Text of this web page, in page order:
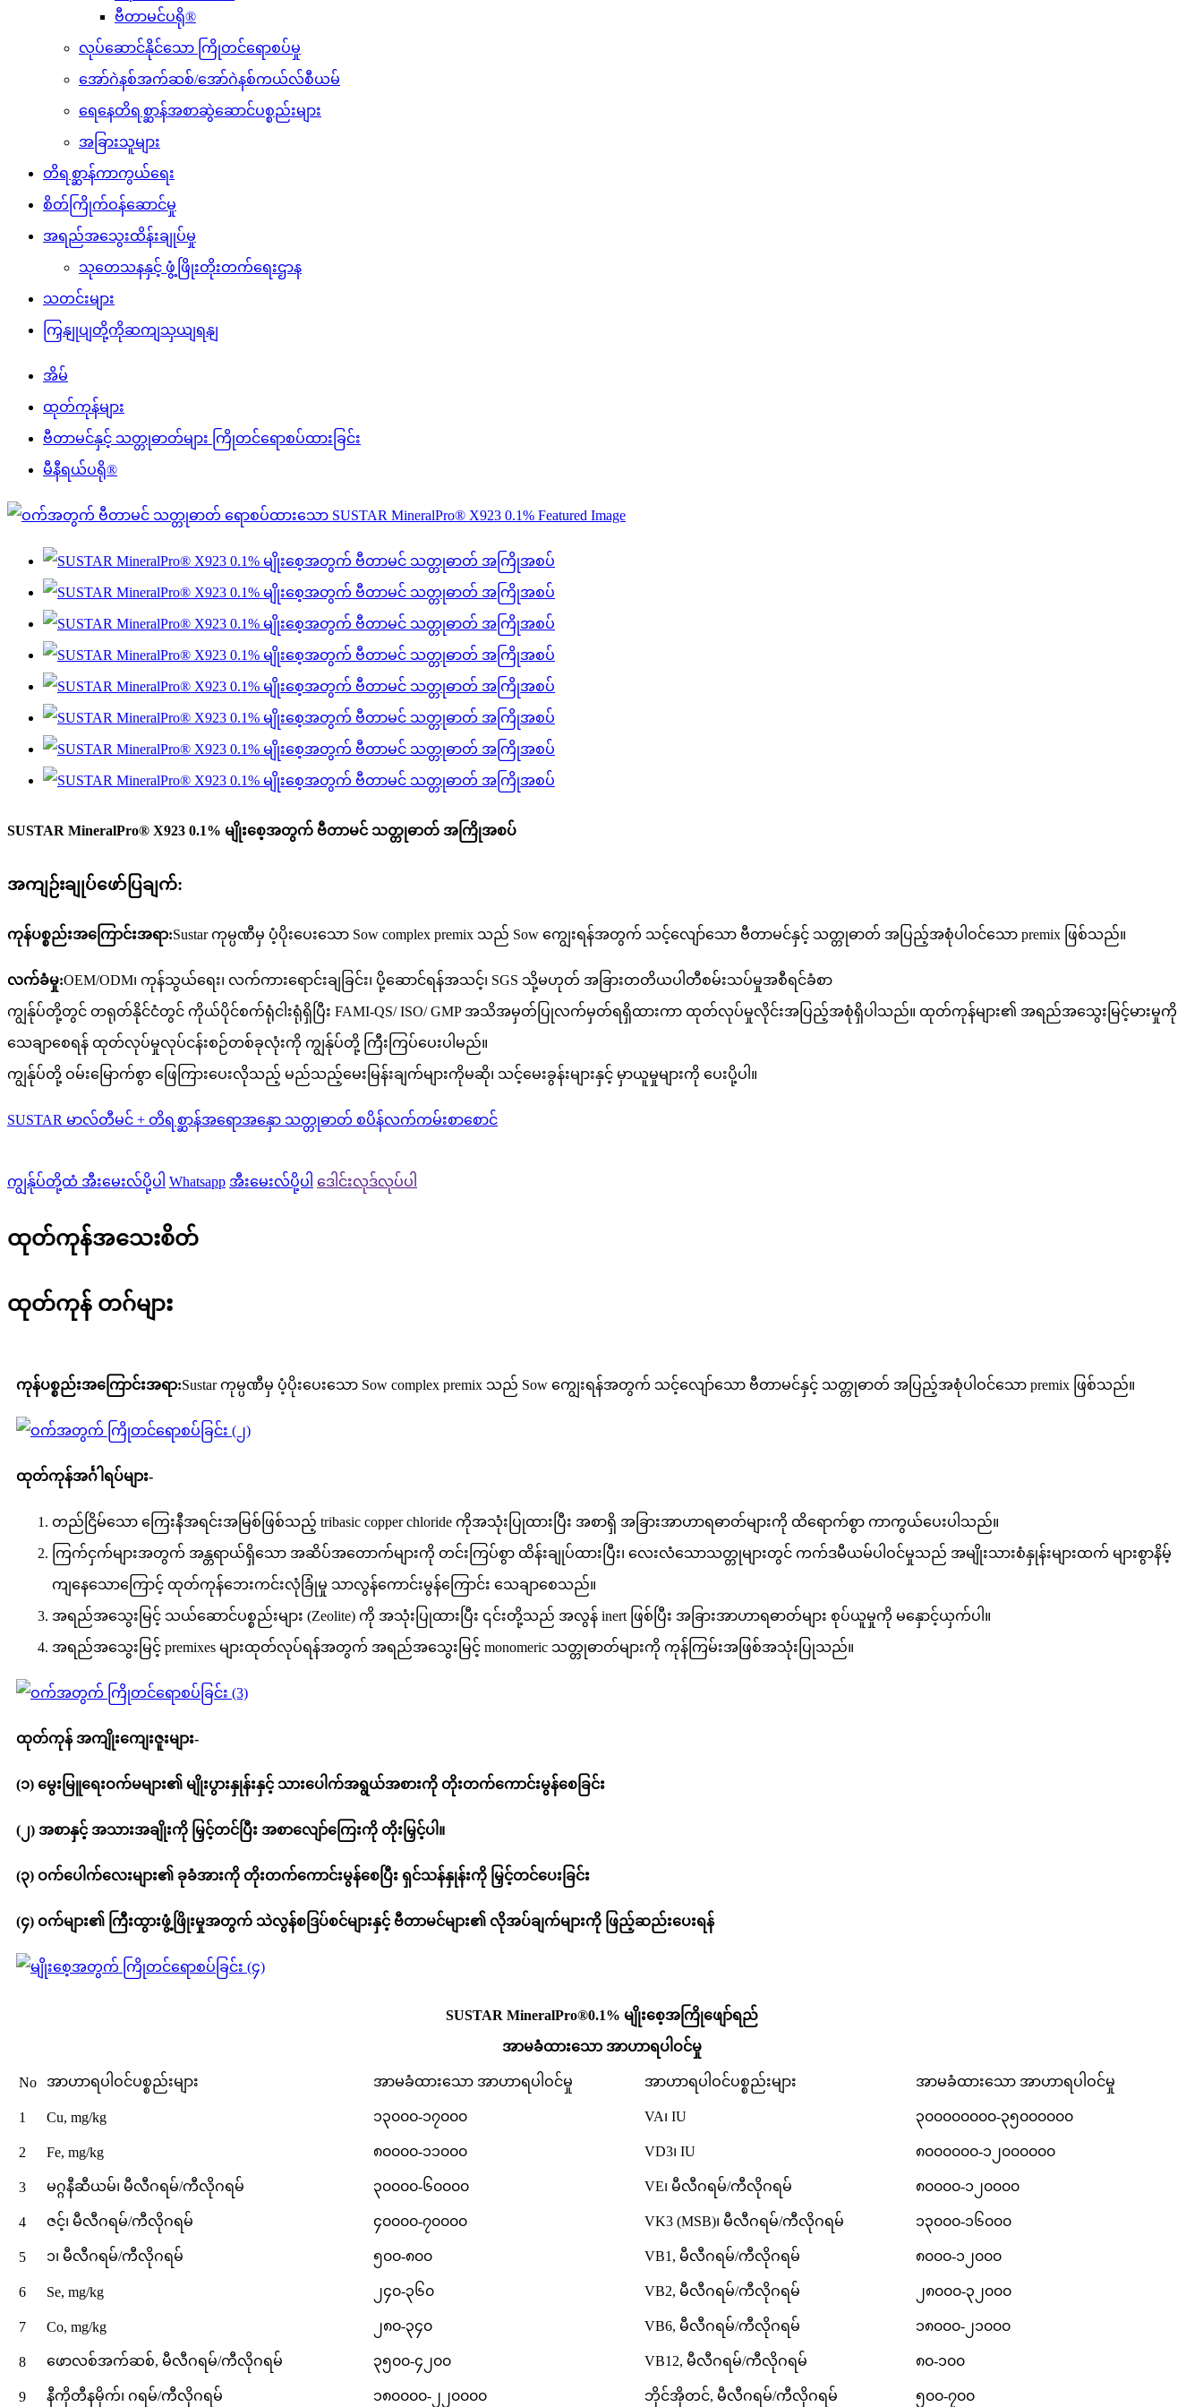
ဗီတာမင်ပရို®
လုပ်ဆောင်နိုင်သော ကြိုတင်ရောစပ်မှု
အော်ဂဲနစ်အက်ဆစ်/အော်ဂဲနစ်ကယ်လ်စီယမ်
ရေနေတိရစ္ဆာန်အစာဆွဲဆောင်ပစ္စည်းများ
အခြားသူများ
တိရစ္ဆာန်ကာကွယ်ရေး
စိတ်ကြိုက်ဝန်ဆောင်မှု
အရည်အသွေးထိန်းချုပ်မှု
သုတေသနနှင့် ဖွံ့ဖြိုးတိုးတက်ရေးဌာန
သတင်းများ
ကြှနျုပျတို့ကိုဆကျသှယျရနျ
အိမ်
ထုတ်ကုန်များ
ဗီတာမင်နှင့် သတ္တုဓာတ်များ ကြိုတင်ရောစပ်ထားခြင်း
မီနီရယ်ပရို®
SUSTAR MineralPro® X923 0.1% မျိုးစေ့အတွက် ဗီတာမင် သတ္တုဓာတ် အကြိုအစပ်
အကျဉ်းချုပ်ဖော်ပြချက်:
ကုန်ပစ္စည်းအကြောင်းအရာ:Sustar ကုမ္ပဏီမှ ပံ့ပိုးပေးသော Sow complex premix သည် Sow ကျွေးရန်အတွက် သင့်လျော်သော ဗီတာမင်နှင့် သတ္တုဓာတ် အပြည့်အစုံပါဝင်သော premix ဖြစ်သည်။
လက်ခံမှု:OEM/ODM၊ ကုန်သွယ်ရေး၊ လက်ကားရောင်းချခြင်း၊ ပို့ဆောင်ရန်အသင့်၊ SGS သို့မဟုတ် အခြားတတိယပါတီစမ်းသပ်မှုအစီရင်ခံစာ
ကျွန်ုပ်တို့တွင် တရုတ်နိုင်ငံတွင် ကိုယ်ပိုင်စက်ရုံငါးရုံရှိပြီး FAMI-QS/ ISO/ GMP အသိအမှတ်ပြုလက်မှတ်ရရှိထားကာ ထုတ်လုပ်မှုလိုင်းအပြည့်အစုံရှိပါသည်။ ထုတ်ကုန်များ၏ အရည်အသွေးမြင့်မားမှုကို
သေချာစေရန် ထုတ်လုပ်မှုလုပ်ငန်းစဉ်တစ်ခုလုံးကို ကျွန်ုပ်တို့ ကြီးကြပ်ပေးပါမည်။
ကျွန်ုပ်တို့ ဝမ်းမြောက်စွာ ဖြေကြားပေးလိုသည့် မည်သည့်မေးမြန်းချက်များကိုမဆို၊ သင့်မေးခွန်းများနှင့် မှာယူမှုများကို ပေးပို့ပါ။
SUSTAR မာလ်တီမင် + တိရစ္ဆာန်အရောအနှော သတ္တုဓာတ် စပိန်လက်ကမ်းစာစောင်
ကျွန်ုပ်တို့ထံ အီးမေးလ်ပို့ပါ Whatsapp အီးမေးလ်ပို့ပါ ဒေါင်းလုဒ်လုပ်ပါ
ထုတ်ကုန်အသေးစိတ်
ထုတ်ကုန် တဂ်များ
ကုန်ပစ္စည်းအကြောင်းအရာ:Sustar ကုမ္ပဏီမှ ပံ့ပိုးပေးသော Sow complex premix သည် Sow ကျွေးရန်အတွက် သင့်လျော်သော ဗီတာမင်နှင့် သတ္တုဓာတ် အပြည့်အစုံပါဝင်သော premix ဖြစ်သည်။
ထုတ်ကုန်အင်္ဂါရပ်များ-
တည်ငြိမ်သော ကြေးနီအရင်းအမြစ်ဖြစ်သည့် tribasic copper chloride ကိုအသုံးပြုထားပြီး အစာရှိ အခြားအာဟာရဓာတ်များကို ထိရောက်စွာ ကာကွယ်ပေးပါသည်။
ကြက်ငှက်များအတွက် အန္တရာယ်ရှိသော အဆိပ်အတောက်များကို တင်းကြပ်စွာ ထိန်းချုပ်ထားပြီး၊ လေးလံသောသတ္တုများတွင် ကက်ဒမီယမ်ပါဝင်မှုသည် အမျိုးသားစံနှုန်းများထက် များစွာနိမ့်
ကျနေသောကြောင့် ထုတ်ကုန်ဘေးကင်းလုံခြုံမှု သာလွန်ကောင်းမွန်ကြောင်း သေချာစေသည်။
အရည်အသွေးမြင့် သယ်ဆောင်ပစ္စည်းများ (Zeolite) ကို အသုံးပြုထားပြီး ၎င်းတို့သည် အလွန် inert ဖြစ်ပြီး အခြားအာဟာရဓာတ်များ စုပ်ယူမှုကို မနှောင့်ယှက်ပါ။
အရည်အသွေးမြင့် premixes များထုတ်လုပ်ရန်အတွက် အရည်အသွေးမြင့် monomeric သတ္တုဓာတ်များကို ကုန်ကြမ်းအဖြစ်အသုံးပြုသည်။
ထုတ်ကုန် အကျိုးကျေးဇူးများ-
(၁) မွေးမြူရေးဝက်မများ၏ မျိုးပွားနှုန်းနှင့် သားပေါက်အရွယ်အစားကို တိုးတက်ကောင်းမွန်စေခြင်း
(၂) အစာနှင့် အသားအချိုးကို မြှင့်တင်ပြီး အစာလျော်ကြေးကို တိုးမြှင့်ပါ။
(၃) ဝက်ပေါက်လေးများ၏ ခုခံအားကို တိုးတက်ကောင်းမွန်စေပြီး ရှင်သန်နှုန်းကို မြှင့်တင်ပေးခြင်း
(၄) ဝက်များ၏ ကြီးထွားဖွံ့ဖြိုးမှုအတွက် သဲလွန်စဒြပ်စင်များနှင့် ဗီတာမင်များ၏ လိုအပ်ချက်များကို ဖြည့်ဆည်းပေးရန်
SUSTAR MineralPro®0.1% မျိုးစေ့အကြိုဖျော်ရည်
အာမခံထားသော အာဟာရပါဝင်မှု
No အာဟာရပါဝင်ပစ္စည်းများ အာမခံထားသော အာဟာရပါဝင်မှု အာဟာရပါဝင်ပစ္စည်းများ အာမခံထားသော အာဟာရပါဝင်မှု
1 Cu, mg/kg ၁၃၀၀၀-၁၇၀၀၀ VA၊ IU ၃၀၀၀၀၀၀၀၀-၃၅၀၀၀၀၀၀
2 Fe, mg/kg ၈၀၀၀၀-၁၁၀၀၀ VD3၊ IU ၈၀၀၀၀၀၀-၁၂၀၀၀၀၀၀
3 မဂ္ဂနီဆီယမ်၊ မီလီဂရမ်/ကီလိုဂရမ် ၃၀၀၀၀-၆၀၀၀၀ VE၊ မီလီဂရမ်/ကီလိုဂရမ် ၈၀၀၀၀-၁၂၀၀၀၀
4 ဇင့်၊ မီလီဂရမ်/ကီလိုဂရမ် ၄၀၀၀၀-၇၀၀၀၀ VK3 (MSB)၊ မီလီဂရမ်/ကီလိုဂရမ် ၁၃၀၀၀-၁၆၀၀၀
5 ၁၊ မီလီဂရမ်/ကီလိုဂရမ် ၅၀၀-၈၀၀ VB1, မီလီဂရမ်/ကီလိုဂရမ် ၈၀၀၀-၁၂၀၀၀
6 Se, mg/kg ၂၄၀-၃၆၀ VB2, မီလီဂရမ်/ကီလိုဂရမ် ၂၈၀၀၀-၃၂၀၀၀
7 Co, mg/kg ၂၈၀-၃၄၀ VB6, မီလီဂရမ်/ကီလိုဂရမ် ၁၈၀၀၀-၂၁၀၀၀
8 ဖောလစ်အက်ဆစ်, မီလီဂရမ်/ကီလိုဂရမ် ၃၅၀၀-၄၂၀၀ VB12, မီလီဂရမ်/ကီလိုဂရမ် ၈၀-၁၀၀
9 နီကိုတီနမိုက်၊ ဂရမ်/ကီလိုဂရမ် ၁၈၀၀၀၀-၂၂၀၀၀၀ ဘိုင်အိုတင်, မီလီဂရမ်/ကီလိုဂရမ် ၅၀၀-၇၀၀